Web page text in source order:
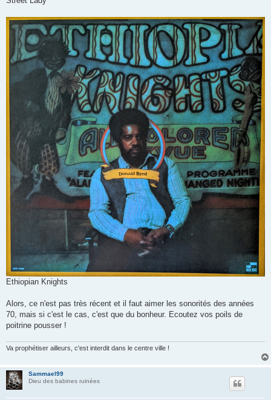
Ethiopian Knights
Alors, ce n'est pas très récent et il faut aimer les sonorités des années
70, mais si c'est le cas, c'est que du bonheur. Ecoutez vos poils de
poitrine pousser !
Va prophétiser ailleurs, c'est interdit dans le centre ville !
Sammael99
Dieu des babines ruinées